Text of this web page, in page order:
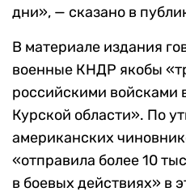
дни», — сказано в
В материале издания
военные КНДР якобы
российскими войсками
Курской области». По
американских
«отправила более 10
в боевых действиях» в